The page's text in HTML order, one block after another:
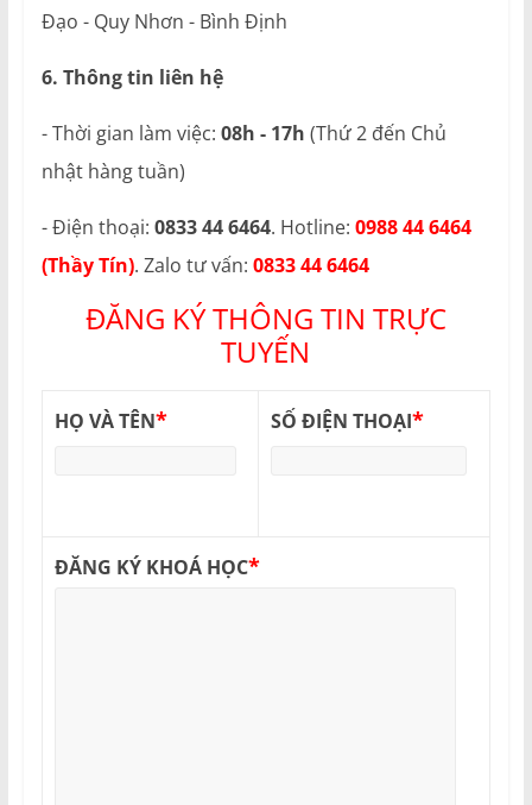
Đạo - Quy Nhơn - Bình Định
6. Thông tin liên hệ
- Thời gian làm việc: 08h - 17h (Thứ 2 đến Chủ
nhật hàng tuần)
- Điện thoại: 0833 44 6464. Hotline: 0988 44 6464
(Thầy Tín). Zalo tư vấn: 0833 44 6464
ĐĂNG KÝ THÔNG TIN TRỰC
TUYẾN
HỌ VÀ TÊN* SỐ ĐIỆN THOẠI*
ĐĂNG KÝ KHOÁ HỌC*